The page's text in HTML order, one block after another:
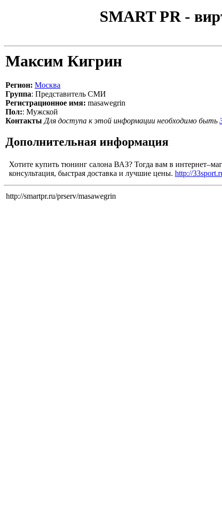
SMART PR -
Максим Кигрин
Регион: Москва
Группа: Представитель СМИ
Регистрационное имя: masawegrin
Пол:: Мужской
Контакты Для доступа к этой информации необходимо быть
Дополнительная информация
Хотите купить тюнинг салона ВАЗ? Тогда вам в
консультация, быстрая доставка и лучшие цены. http://
http://smartpr.ru/prserv/masawegrin